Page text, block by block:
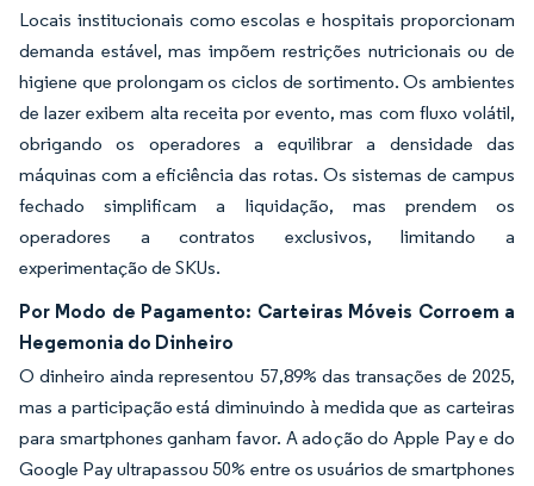
Locais institucionais como escolas e hospitais proporcionam
demanda estável, mas impõem restrições nutricionais ou de
higiene que prolongam os ciclos de sortimento. Os ambientes
de lazer exibem alta receita por evento, mas com fluxo volátil,
obrigando os operadores a equilibrar a densidade das
máquinas com a eficiência das rotas. Os sistemas de campus
fechado simplificam a liquidação, mas prendem os
operadores a contratos exclusivos, limitando a
experimentação de SKUs.
Por Modo de Pagamento: Carteiras Móveis Corroem a
Hegemonia do Dinheiro
O dinheiro ainda representou 57,89% das transações de 2025,
mas a participação está diminuindo à medida que as carteiras
para smartphones ganham favor. A adoção do Apple Pay e do
Google Pay ultrapassou 50% entre os usuários de smartphones